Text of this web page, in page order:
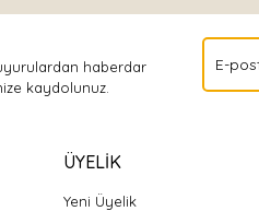
Yorum Yaz
haberdar
kaydolunuz.
ÜYELİK
Yeni Üyelik